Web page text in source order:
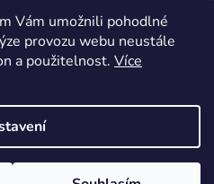
Vám umožnili pohodlné
provozu webu neustále
a použitelnost. Více
s
podmínkami ochrany
Shoptet